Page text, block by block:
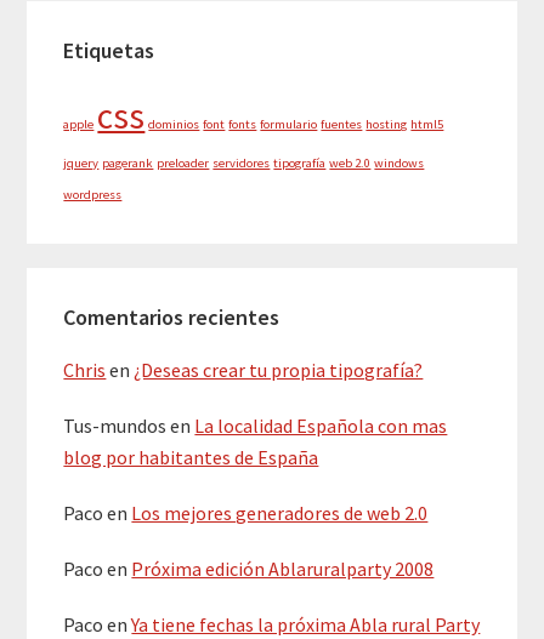
Etiquetas
apple css dominios font fonts formulario fuentes hosting html5
jquery pagerank preloader servidores tipografía web 2.0 windows
wordpress
Comentarios recientes
Chris en ¿Deseas crear tu propia tipografía?
Tus-mundos en La localidad Española con mas
blog por habitantes de España
Paco en Los mejores generadores de web 2.0
Paco en Próxima edición Ablaruralparty 2008
Paco enYa tiene fechas la próxima Abla rural Party